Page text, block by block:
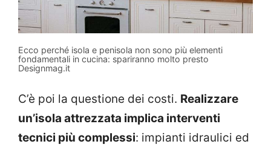
Ecco perché isola e penisola non sono più elementi
fondamentali in cucina: spariranno molto presto
Designmag.it
C’è poi la questione dei costi. Realizzare
un’isola attrezzata implica interventi
tecnici più complessi: impianti idraulici ed